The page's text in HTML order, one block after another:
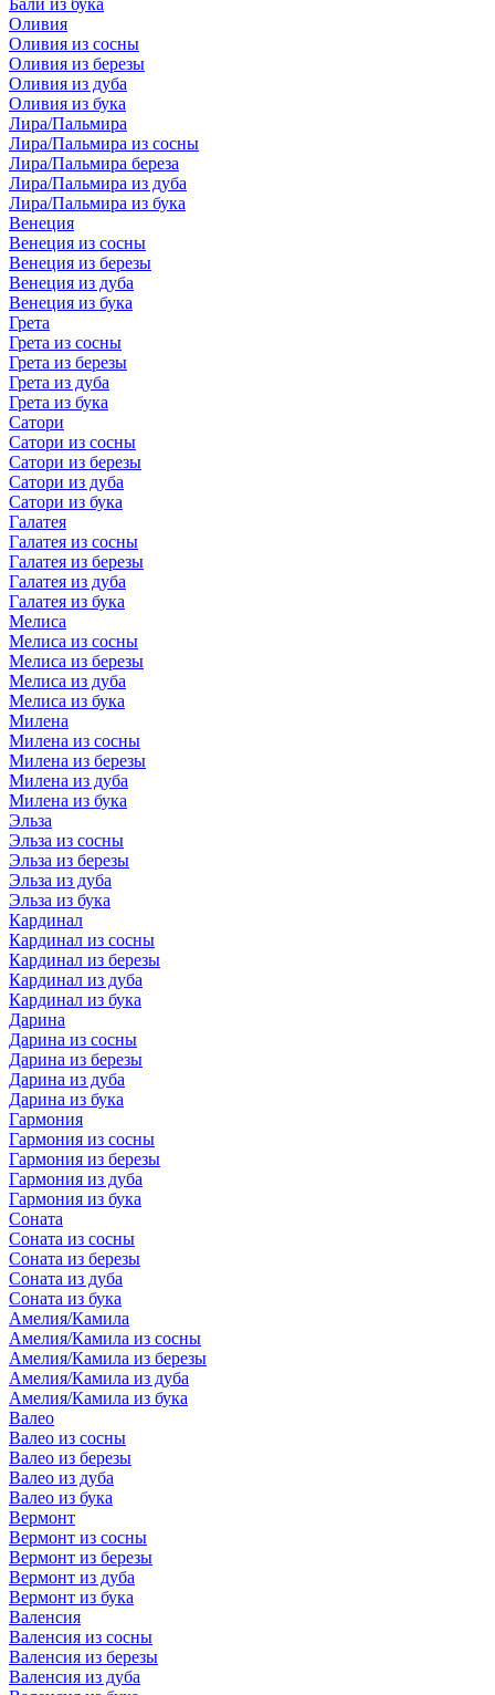
Бали из бука
Оливия
Оливия из сосны
Оливия из березы
Оливия из дуба
Оливия из бука
Лира/Пальмира
Лира/Пальмира из сосны
Лира/Пальмира береза
Лира/Пальмира из дуба
Лира/Пальмира из бука
Венеция
Венеция из сосны
Венеция из березы
Венеция из дуба
Венеция из бука
Грета
Грета из сосны
Грета из березы
Грета из дуба
Грета из бука
Сатори
Сатори из сосны
Сатори из березы
Сатори из дуба
Сатори из бука
Галатея
Галатея из сосны
Галатея из березы
Галатея из дуба
Галатея из бука
Мелиса
Мелиса из сосны
Мелиса из березы
Мелиса из дуба
Мелиса из бука
Милена
Милена из сосны
Милена из березы
Милена из дуба
Милена из бука
Эльза
Эльза из сосны
Эльза из березы
Эльза из дуба
Эльза из бука
Кардинал
Кардинал из сосны
Кардинал из березы
Кардинал из дуба
Кардинал из бука
Дарина
Дарина из сосны
Дарина из березы
Дарина из дуба
Дарина из бука
Гармония
Гармония из сосны
Гармония из березы
Гармония из дуба
Гармония из бука
Соната
Соната из сосны
Соната из березы
Соната из дуба
Соната из бука
Амелия/Камила
Амелия/Камила из сосны
Амелия/Камила из березы
Амелия/Камила из дуба
Амелия/Камила из бука
Валео
Валео из сосны
Валео из березы
Валео из дуба
Валео из бука
Вермонт
Вермонт из сосны
Вермонт из березы
Вермонт из дуба
Вермонт из бука
Валенсия
Валенсия из сосны
Валенсия из березы
Валенсия из дуба